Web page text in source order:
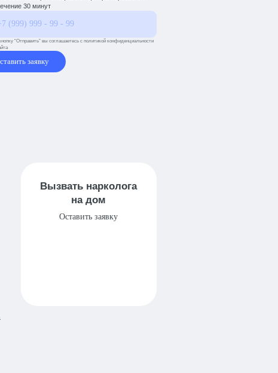
30 минут
“Отправить” вы соглашаетесь с политикой конфиденциальности
заявку
Вызвать нарколога
на дом
Оставить заявку